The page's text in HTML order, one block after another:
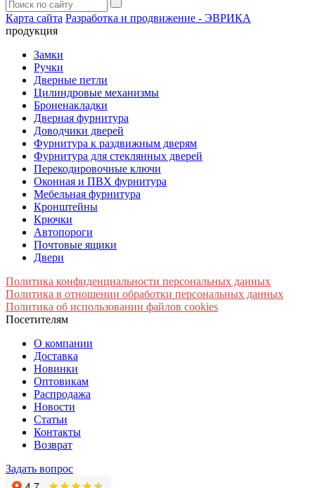
Карта сайта Разработка и продвижение - ЭВРИКА
продукция
Замки
Ручки
Дверные петли
Цилиндровые механизмы
Броненакладки
Дверная фурнитура
Доводчики дверей
Фурнитура к раздвижным дверям
Фурнитура для стеклянных дверей
Перекодировочные ключи
Оконная и ПВХ фурнитура
Мебельная фурнитура
Кронштейны
Крючки
Автопороги
Почтовые ящики
Двери
Политика конфиденциальности персональных данных
Политика в отношении обработки персональных данных
Политика об использовании файлов cookies
Посетителям
О компании
Доставка
Новинки
Оптовикам
Распродажа
Новости
Статьи
Контакты
Возврат
Задать вопрос